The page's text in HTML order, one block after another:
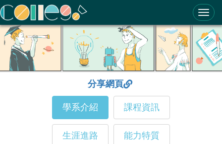
ColleGo! 大學選才與高中育才輔助系統
分享網頁
學系介紹 課程資訊
生涯進路 能力特質